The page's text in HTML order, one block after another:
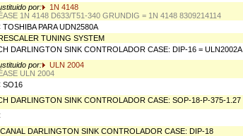
por:
1N 4148
1N 4148 D633/T51-340 GRUNDIG = 1N 4148 8309214114
TOSHIBA PARA UDN2580A
TUNING SYSTEM
DARLINGTON SINK CONTROLADOR CASE: DIP-16 = ULN2002A
por:
ULN 2004
ULN 2004
SO16
DARLINGTON SINK CONTROLADOR CASE: SOP-18-P-375-1.27
DARLINGTON SINK CONTROLADOR CASE: DIP-18